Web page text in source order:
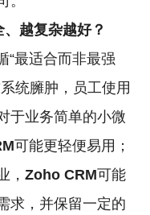
越复杂越好？
“最适合而非最强
统臃肿，员工使用
于业务简单的小微
可能更轻便易用；
，Zoho CRM可能
求，并保留一定的